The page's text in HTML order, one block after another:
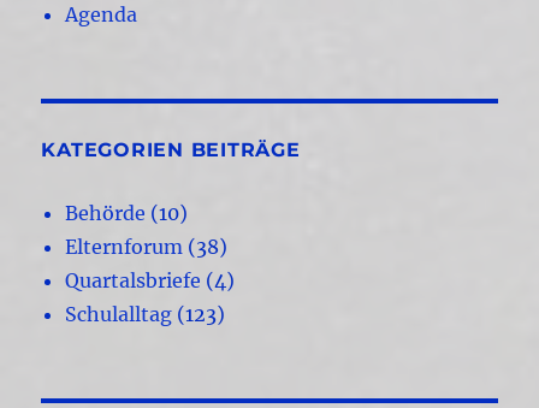
Agenda
KATEGORIEN BEITRÄGE
Behörde (10)
Elternforum (38)
Quartalsbriefe (4)
Schulalltag (123)